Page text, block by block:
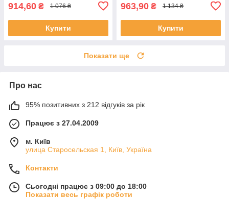
914,60 ₴ 1 076 ₴
Купити
963,90 ₴ 1 134 ₴
Купити
Показати ще
Про нас
95% позитивних з 212 відгуків за рік
Працює з 27.04.2009
м. Київ
улица Старосельская 1, Київ, Україна
Контакти
Сьогодні працює з 09:00 до 18:00
Показати весь графік роботи